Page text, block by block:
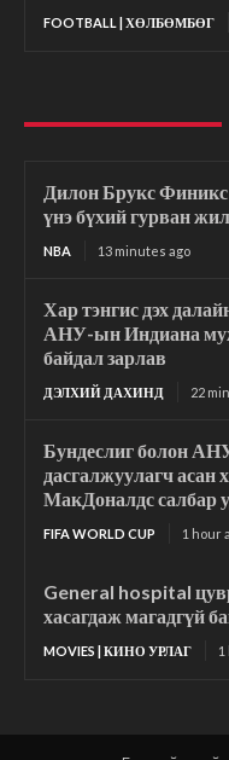
FOOTBALL | ХӨЛБӨМБӨГ
Дилон Брукс
үнэ бүхий гурван
NBA 13 minutes ago
Хар тэнгис дэх
АНУ-ын Индиана
байдал зарлав
ДЭЛХИЙ ДАХИНД 22
Бундеслиг болон
дасгалжуулагч асан
МакДоналдс салбар
FIFA WORLD CUP 1 hour
General hospital
хасагдаж магадгүй
MOVIES | КИНО УРЛАГ 1